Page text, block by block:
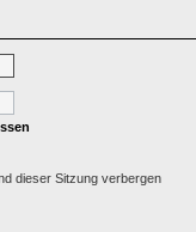
dieser Sitzung verbergen